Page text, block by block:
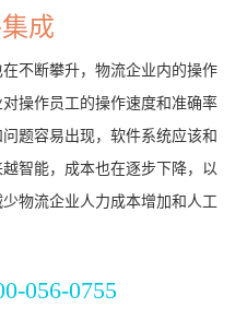
成
不断攀升，物流企业内的操作
操作员工的操作速度和准确率
题容易出现，软件系统应该和
智能，成本也在逐步下降，以
物流企业人力成本增加和人工
056-0755